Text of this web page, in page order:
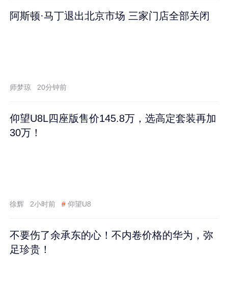
阿斯顿·马丁退出北京市场 三家门店全部关闭
师梦琼 20分钟前
仰望U8L四座版售价145.8万，选高定套装再加
30万！
徐辉 2小时前 # 仰望U8
不要伤了余承东的心！不内卷价格的华为，弥
足珍贵！